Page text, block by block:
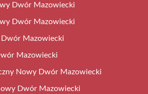
Dwór Mazowiecki
Dwór Mazowiecki
Mazowiecki
Mazowiecki
Nowy Dwór Mazowiecki
Dwór Mazowiecki